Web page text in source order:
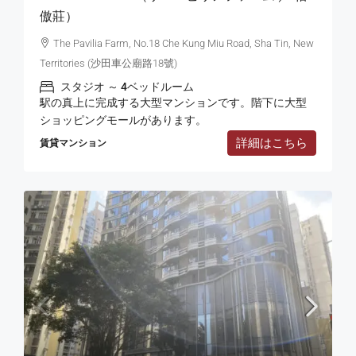
傲莊）
The Pavilia Farm, No.18 Che Kung Miu Road, Sha Tin, New
Territories (沙田車公廟路18號)
スタジオ ～ 4ベッドルーム
駅の真上に完成する大型マンションです。階下に大型
ショッピングモールがあります。
賃貸マンション 詳細はこちら